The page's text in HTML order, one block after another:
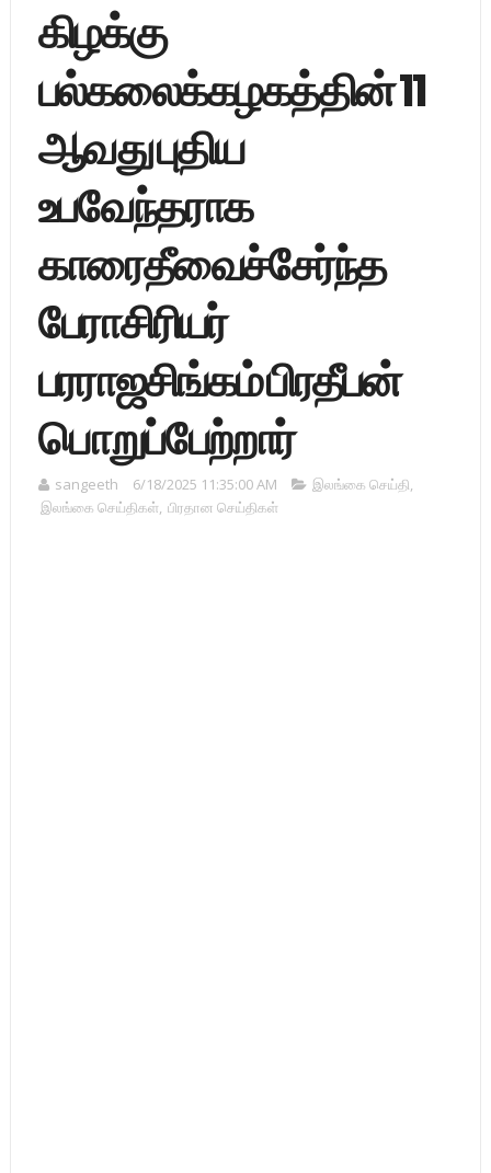
கிழக்கு
பல்கலைக்கழகத்தின் 11
ஆவது புதிய
உபவேந்தராக
காரைதீவைச்சேர்ந்த
பேராசிரியர்
பரராஜசிங்கம் பிரதீபன்
பொறுப்பேற்றார்
sangeeth 6/18/2025 11:35:00 AM இலங்கை செய்தி,
இலங்கை செய்திகள், பிரதான செய்திகள்